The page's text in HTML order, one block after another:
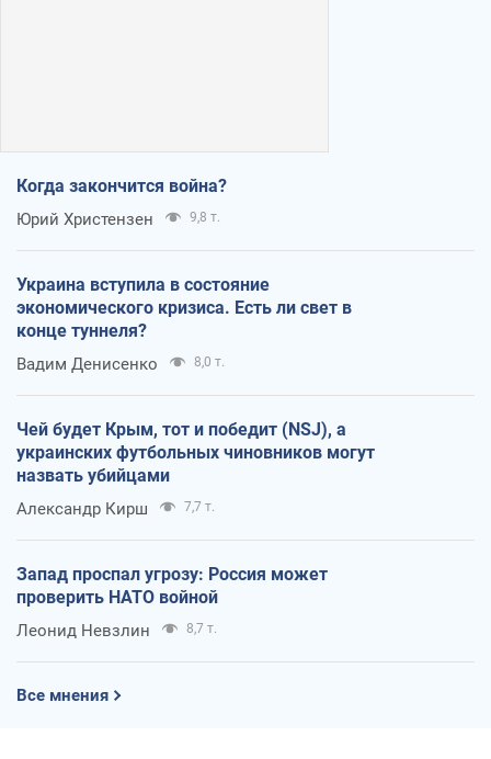
Когда закончится война?
Юрий Христензен 9,8 т.
Украина вступила в состояние
экономического кризиса. Есть ли свет в
конце туннеля?
Вадим Денисенко 8,0 т.
Чей будет Крым, тот и победит (NSJ), а
украинских футбольных чиновников могут
назвать убийцами
Александр Кирш 7,7 т.
Запад проспал угрозу: Россия может
проверить НАТО войной
Леонид Невзлин 8,7 т.
Все мнения